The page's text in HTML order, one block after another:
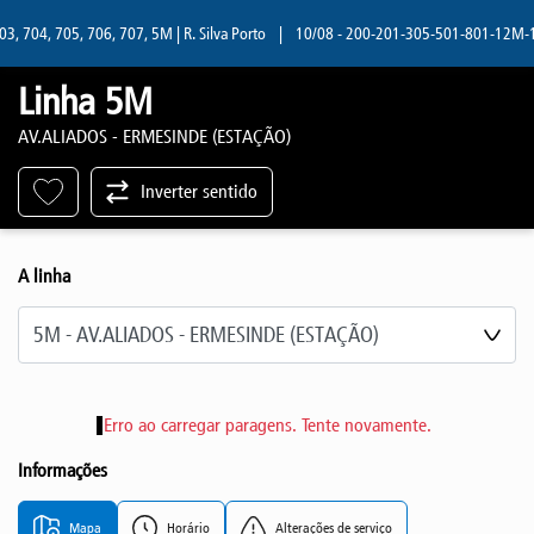
704, 705, 706, 707, 5M | R. Silva Porto | 10/08 - 200-201-305-501-801-12M-
Linha 5M
AV.ALIADOS - ERMESINDE (ESTAÇÃO)
Inverter sentido
A linha
Erro ao carregar paragens. Tente novamente.
Informações
Mapa Horário Alterações de serviço